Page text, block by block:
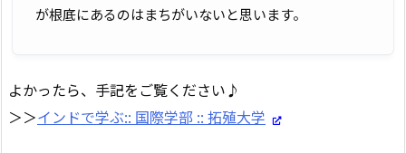
が根底にあるのはまちがいないと思います。
よかったら、手記をご覧ください♪
＞＞インドで学ぶ:: 国際学部 :: 拓殖大学